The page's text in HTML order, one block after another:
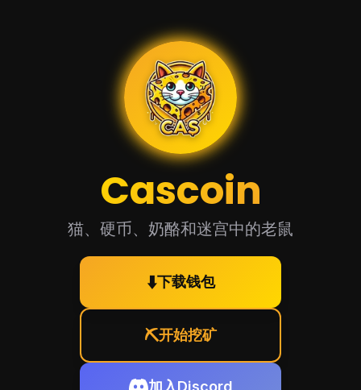
🧀
🧀
🧀
🧀
🧀
Cascoin
猫、硬币、奶酪和迷宫中的老鼠
⬇️下载钱包
⛏️开始挖矿
加入Discord